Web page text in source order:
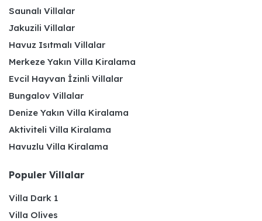
Saunalı Villalar
Jakuzili Villalar
Havuz Isıtmalı Villalar
Merkeze Yakın Villa Kiralama
Evcil Hayvan İzinli Villalar
Bungalov Villalar
Denize Yakın Villa Kiralama
Aktiviteli Villa Kiralama
Havuzlu Villa Kiralama
Populer Villalar
Villa Dark 1
Villa Olives